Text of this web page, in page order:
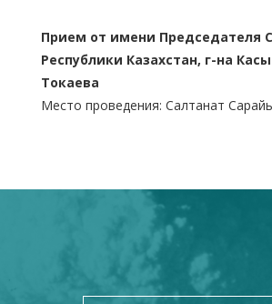
Прием от имени Председателя
Республики Казахстан, г-на
Токаева
Место проведения: Салтанат